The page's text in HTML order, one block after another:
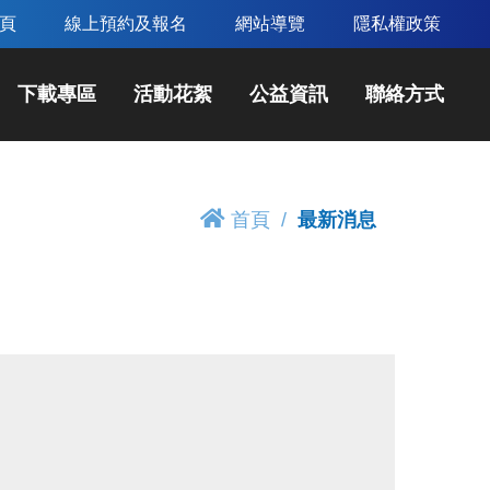
線上預約及報名 網站導覽 隱私權政策
下載專區 活動花絮 公益資訊 聯絡方式
首頁 最新消息